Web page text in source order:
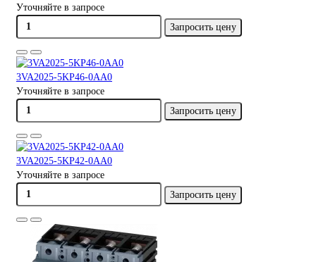
Уточняйте в запросе
Запросить цену
3VA2025-5KP46-0AA0
Уточняйте в запросе
Запросить цену
3VA2025-5KP42-0AA0
Уточняйте в запросе
Запросить цену